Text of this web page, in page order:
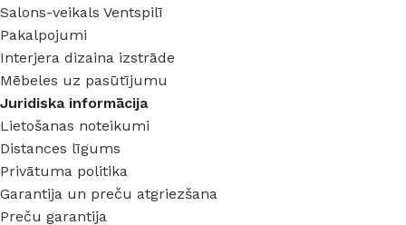
Salons-veikals Ventspilī
Pakalpojumi
Interjera dizaina izstrāde
Mēbeles uz pasūtījumu
Juridiska informācija
Lietošanas noteikumi
Distances līgums
Privātuma politika
Garantija un preču atgriezšana
Preču garantija